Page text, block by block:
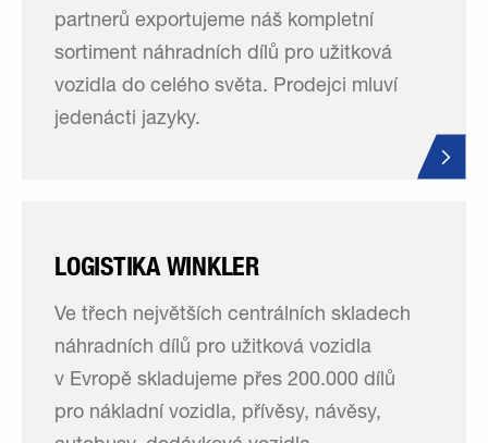
partnerů exportujeme náš kompletní
sortiment náhradních dílů pro užitková
vozidla do celého světa. Prodejci mluví
jedenácti jazyky.
LOGISTIKA WINKLER
Ve třech největších centrálních skladech
náhradních dílů pro užitková vozidla
v Evropě skladujeme přes 200.000 dílů
pro nákladní vozidla, přívěsy, návěsy,